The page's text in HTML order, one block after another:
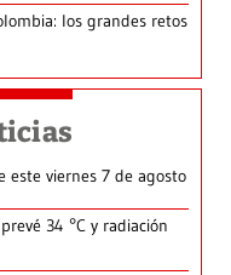
los grandes retos
este viernes 7 de agosto
34 °C y radiación